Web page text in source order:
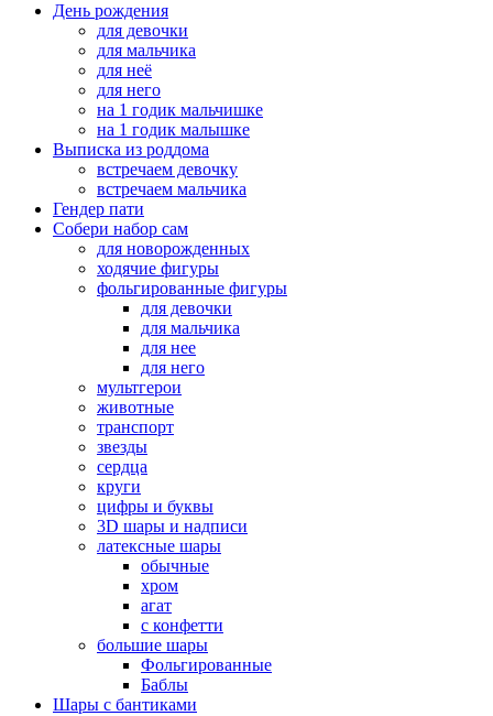
День рождения
для девочки
для мальчика
для неё
для него
на 1 годик мальчишке
на 1 годик малышке
Выписка из роддома
встречаем девочку
встречаем мальчика
Гендер пати
Собери набор сам
для новорожденных
ходячие фигуры
фольгированные фигуры
для девочки
для мальчика
для нее
для него
мультгерои
животные
транспорт
звезды
сердца
круги
цифры и буквы
3D шары и надписи
латексные шары
обычные
хром
агат
с конфетти
большие шары
Фольгированные
Баблы
Шары с бантиками